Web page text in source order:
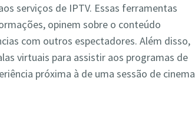
serviços de IPTV. Essas ferramentas
opinem sobre o conteúdo
com outros espectadores. Além disso,
virtuais para assistir aos programas de
próxima à de uma sessão de cinema